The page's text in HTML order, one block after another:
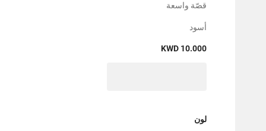
قصّة واسعة
أسود
KWD 10.000
لون